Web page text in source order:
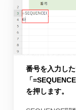
番号を入力し
「
を押します。